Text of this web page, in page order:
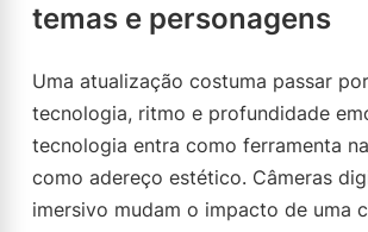
temas e personagens
Uma atualização costuma passar
tecnologia, ritmo e profundidade
tecnologia entra como ferramenta
como adereço estético. Câmeras
imersivo mudam o impacto de uma